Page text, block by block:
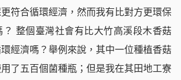
符合循環經濟，然而我有比對方更環保
？ 整個臺灣社會有比大竹高溪段木香菇
經濟嗎？舉例來說，其中一位種植香菇
了五百個菌種瓶；但是我在其田地工寮